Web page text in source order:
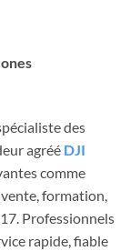
des
agréé DJI
comme
formation,
Professionnels
rapide, fiable